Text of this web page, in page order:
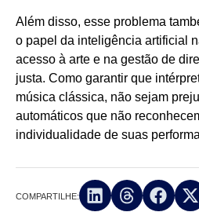
Além disso, esse problema
o papel da inteligência artificial
acesso à arte e na gestão de
justa. Como garantir que
música clássica, não sejam
automáticos que não
individualidade de suas
COMPARTILHE: